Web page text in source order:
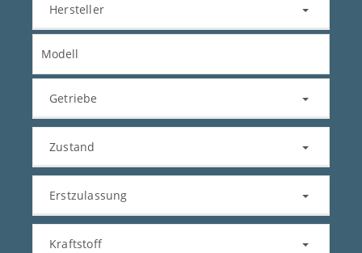
Hersteller
Getriebe
Zustand
Erstzulassung
Kraftstoff